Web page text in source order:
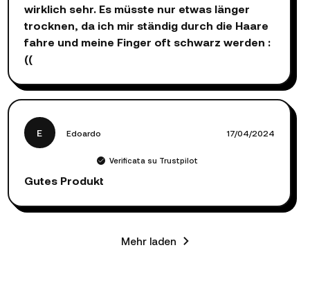
wirklich sehr. Es müsste nur etwas länger
trocknen, da ich mir ständig durch die Haare
fahre und meine Finger oft schwarz werden :
((
E Edoardo 17/04/2024
Verificata su Trustpilot
Gutes Produkt
Mehr laden